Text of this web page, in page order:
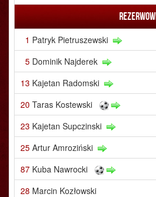
Rezerwowi
1 Patryk Pietruszewski
5 Dominik Najderek
13 Kajetan Radomski
20 Taras Kostewski
23 Kajetan Supczinski
25 Artur Amroziński
87 Kuba Nawrocki
28 Marcin Kozłowski